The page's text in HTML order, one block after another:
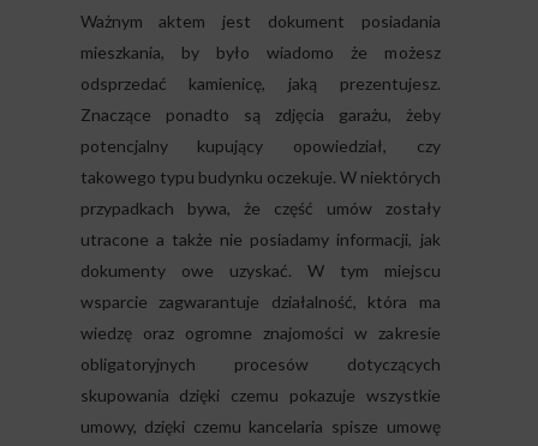
Ważnym aktem jest dokument posiadania
mieszkania, by było wiadomo że możesz
odsprzedać kamienicę, jaką prezentujesz.
Znaczące ponadto są zdjęcia garażu, żeby
potencjalny kupujący opowiedział, czy
takowego typu budynku oczekuje. W niektórych
przypadkach bywa, że część umów zostały
utracone a także nie posiadamy informacji, jak
dokumenty owe uzyskać. W tym miejscu
wsparcie zagwarantuje działalność, która ma
wiedzę oraz ogromne znajomości w zakresie
obligatoryjnych procesów dotyczących
skupowania dzięki czemu pokazuje wszystkie
umowy, dzięki czemu kancelaria spisze umowę